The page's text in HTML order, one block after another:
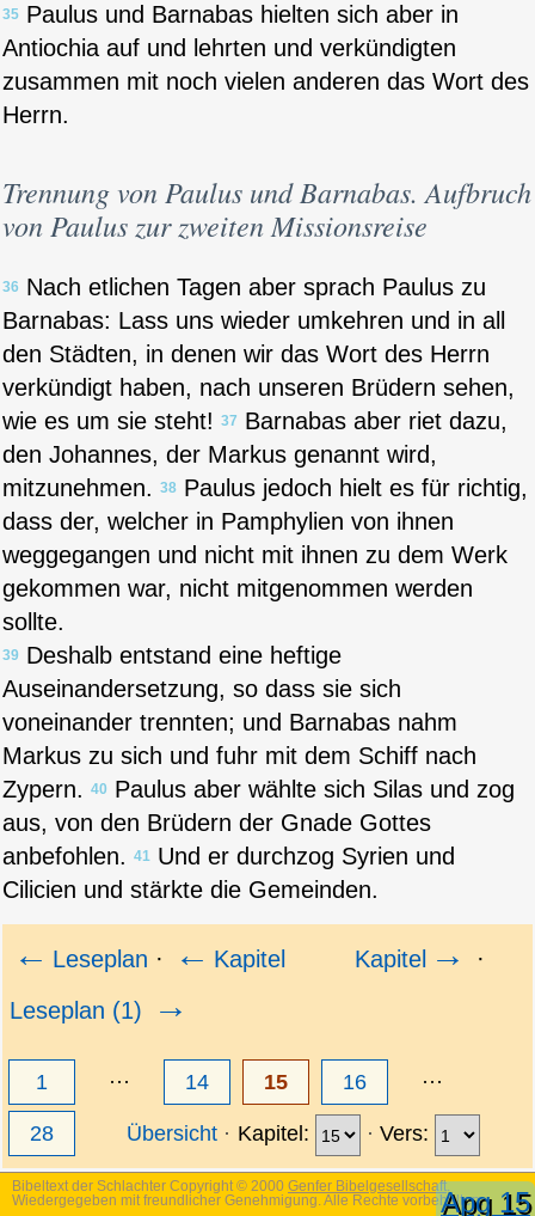
35 Paulus und Barnabas hielten sich aber in
Antiochia auf und lehrten und verkündigten
zusammen mit noch vielen anderen das Wort des
Herrn.
Trennung von Paulus und Barnabas. Aufbruch
von Paulus zur zweiten Missionsreise
36 Nach etlichen Tagen aber sprach Paulus zu
Barnabas: Lass uns wieder umkehren und in all
den Städten, in denen wir das Wort des Herrn
verkündigt haben, nach unseren Brüdern sehen,
wie es um sie steht! 37 Barnabas aber riet dazu,
den Johannes, der Markus genannt wird,
mitzunehmen. 38 Paulus jedoch hielt es für richtig,
dass der, welcher in Pamphylien von ihnen
weggegangen und nicht mit ihnen zu dem Werk
gekommen war, nicht mitgenommen werden
sollte.
39 Deshalb entstand eine heftige
Auseinandersetzung, so dass sie sich
voneinander trennten; und Barnabas nahm
Markus zu sich und fuhr mit dem Schiff nach
Zypern. 40 Paulus aber wählte sich Silas und zog
aus, von den Brüdern der Gnade Gottes
anbefohlen. 41 Und er durchzog Syrien und
Cilicien und stärkte die Gemeinden.
← Leseplan · ← Kapitel Kapitel →
·
Leseplan (1)
→
1 ··· 14 15 16 ···
28 Übersicht Kapitel: Vers:
Bibeltext der Schlachter Copyright © 2000 Genfer Bibelgesellschaft.
Wiedergegeben mit freundlicher Genehmigung. Alle Rechte vorbehalten.Apg 15